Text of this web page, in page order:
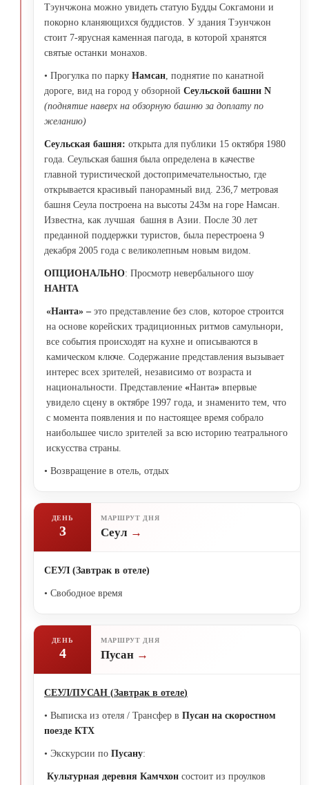
Тэунчжона можно увидеть статую Будды Сокгамони и
покорно кланяющихся буддистов. У здания Тэунчжон
стоит 7-ярусная каменная пагода, в которой хранятся
святые останки монахов.
• Прогулка по парку Намсан , поднятие по канатной
дороге, вид на город у обзорной Сеульской башни N
(поднятие наверх на обзорную башню за доплату по
желанию)
Сеульская башня: открыта для публики 15 октября 1980
года. Сеульская башня была определена в качестве
главной туристической достопримечательностью, где
открывается красивый панорамный вид. 236,7 метровая
башня Сеула построена на высоты 243м на горе Намсан.
Известна, как лучшая башня в Азии. После 30 лет
преданной поддержки туристов, была перестроена 9
декабря 2005 года с великолепным новым видом.
ОПЦИОНАЛЬНО: Просмотр невербального шоу
НАНТА
«Нанта» –это представление без слов, которое строится
на основе корейских традиционных ритмов самульнори,
все события происходят на кухне и описываются в
камическом ключе. Содержание представления вызывает
интерес всех зрителей, независимо от возраста и
национальности. Представление «Нанта»впервые
увидело сцену в октябре 1997 года, и знаменито тем, что
с момента появления и по настоящее время собрало
наибольшее число зрителей за всю историю театрального
искусства страны.
• Возвращение в отель, отдых
ДЕНЬ
3
МАРШРУТ ДНЯ
Сеул
СЕУЛ (Завтрак в отеле)
• Свободное время
ДЕНЬ
4
МАРШРУТ ДНЯ
Пусан
СЕУЛ/ПУСАН (Завтрак в отеле)
• Выписка из отеля / Трансфер в Пусан на скоростном
поезде КТХ
• Экскурсии по Пусану:
Культурная деревня Камчхон состоит из проулков